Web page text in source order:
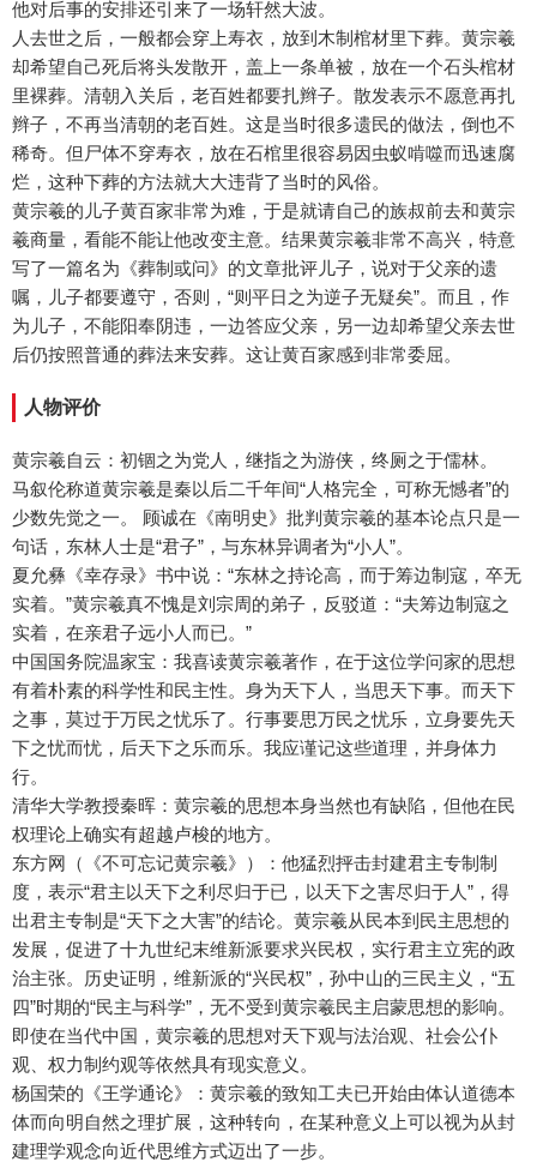
他对后事的安排还引来了一场轩然大波。
人去世之后，一般都会穿上寿衣，放到木制棺材里下葬。黄宗羲
却希望自己死后将头发散开，盖上一条单被，放在一个石头棺材
里裸葬。清朝入关后，老百姓都要扎辫子。散发表示不愿意再扎
辫子，不再当清朝的老百姓。这是当时很多遗民的做法，倒也不
稀奇。但尸体不穿寿衣，放在石棺里很容易因虫蚁啃噬而迅速腐
烂，这种下葬的方法就大大违背了当时的风俗。
黄宗羲的儿子黄百家非常为难，于是就请自己的族叔前去和黄宗
羲商量，看能不能让他改变主意。结果黄宗羲非常不高兴，特意
写了一篇名为《葬制或问》的文章批评儿子，说对于父亲的遗
嘱，儿子都要遵守，否则，“则平日之为逆子无疑矣”。而且，作
为儿子，不能阳奉阴违，一边答应父亲，另一边却希望父亲去世
后仍按照普通的葬法来安葬。这让黄百家感到非常委屈。
人物评价
黄宗羲自云：初锢之为党人，继指之为游侠，终厕之于儒林。
马叙伦称道黄宗羲是秦以后二千年间“人格完全，可称无憾者”的
少数先觉之一。 顾诚在《南明史》批判黄宗羲的基本论点只是一
句话，东林人士是“君子”，与东林异调者为“小人”。
夏允彝《幸存录》书中说：“东林之持论高，而于筹边制寇，卒无
实着。”黄宗羲真不愧是刘宗周的弟子，反驳道：“夫筹边制寇之
实着，在亲君子远小人而已。”
中国国务院温家宝：我喜读黄宗羲著作，在于这位学问家的思想
有着朴素的科学性和民主性。身为天下人，当思天下事。而天下
之事，莫过于万民之忧乐了。行事要思万民之忧乐，立身要先天
下之忧而忧，后天下之乐而乐。我应谨记这些道理，并身体力
行。
清华大学教授秦晖：黄宗羲的思想本身当然也有缺陷，但他在民
权理论上确实有超越卢梭的地方。
东方网（《不可忘记黄宗羲》）：他猛烈抨击封建君主专制制
度，表示“君主以天下之利尽归于已，以天下之害尽归于人”，得
出君主专制是“天下之大害”的结论。黄宗羲从民本到民主思想的
发展，促进了十九世纪末维新派要求兴民权，实行君主立宪的政
治主张。历史证明，维新派的“兴民权”，孙中山的三民主义，“五
四”时期的“民主与科学”，无不受到黄宗羲民主启蒙思想的影响。
即使在当代中国，黄宗羲的思想对天下观与法治观、社会公仆
观、权力制约观等依然具有现实意义。
杨国荣的《王学通论》：黄宗羲的致知工夫已开始由体认道德本
体而向明自然之理扩展，这种转向，在某种意义上可以视为从封
建理学观念向近代思维方式迈出了一步。